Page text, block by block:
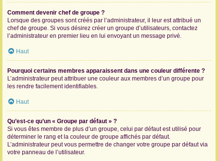
Comment devenir chef de groupe ?
Lorsque des groupes sont créés par l’administrateur, il leur est attribué un
chef de groupe. Si vous désirez créer un groupe d’utilisateurs, contactez
l’administrateur en premier lieu en lui envoyant un message privé.
Haut
Pourquoi certains membres apparaissent dans une couleur différente ?
L’administrateur peut attribuer une couleur aux membres d’un groupe pour
les rendre facilement identifiables.
Haut
Qu’est-ce qu’un « Groupe par défaut » ?
Si vous êtes membre de plus d’un groupe, celui par défaut est utilisé pour
déterminer le rang et la couleur de groupe affichés par défaut.
L’administrateur peut vous permettre de changer votre groupe par défaut via
votre panneau de l’utilisateur.